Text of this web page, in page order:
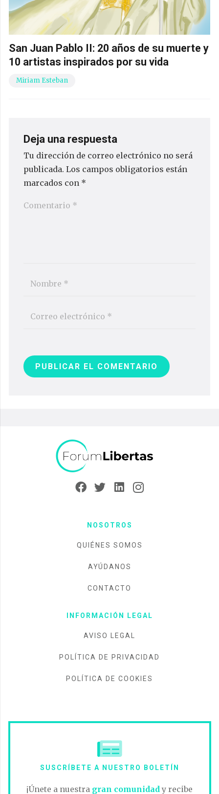
San Juan Pablo II: 20 años de su muerte y
10 artistas inspirados por su vida
Miriam Esteban
Deja una respuesta
Tu dirección de correo electrónico no será
publicada. Los campos obligatorios están
marcados con *
PUBLICAR EL COMENTARIO
NOSOTROS
QUIÉNES SOMOS
AYÚDANOS
CONTACTO
INFORMACIÓN LEGAL
AVISO LEGAL
POLÍTICA DE PRIVACIDAD
POLÍTICA DE COOKIES
SUSCRÍBETE A NUESTRO BOLETÍN
¡Únete a nuestra gran comunidad y recibe